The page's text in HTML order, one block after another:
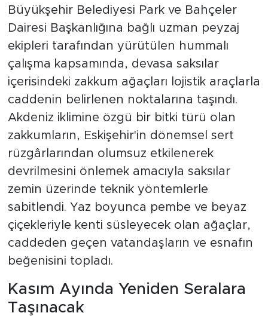
Büyükşehir Belediyesi Park ve Bahçeler
Dairesi Başkanlığına bağlı uzman peyzaj
ekipleri tarafından yürütülen hummalı
çalışma kapsamında, devasa saksılar
içerisindeki zakkum ağaçları lojistik araçlarla
caddenin belirlenen noktalarına taşındı.
Akdeniz iklimine özgü bir bitki türü olan
zakkumların, Eskişehir'in dönemsel sert
rüzgârlarından olumsuz etkilenerek
devrilmesini önlemek amacıyla saksılar
zemin üzerinde teknik yöntemlerle
sabitlendi. Yaz boyunca pembe ve beyaz
çiçekleriyle kenti süsleyecek olan ağaçlar,
caddeden geçen vatandaşların ve esnafın
beğenisini topladı.
Kasım Ayında Yeniden Seralara
Taşınacak